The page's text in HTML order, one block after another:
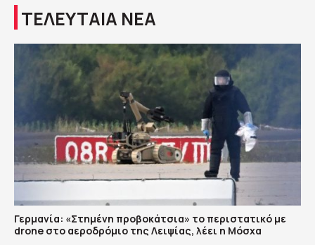
ΤΕΛΕΥΤΑΙΑ ΝΕΑ
Γερμανία: «Στημένη προβοκάτσια» το περιστατικό με
drone στο αεροδρόμιο της Λειψίας, λέει η Μόσχα